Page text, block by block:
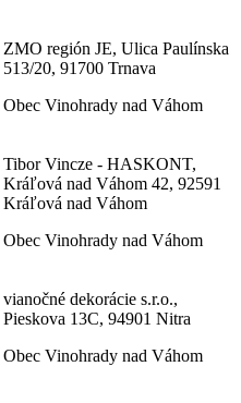
ZMO región JE, Ulica Paulínska
513/20, 91700 Trnava
Obec Vinohrady nad Váhom
Tibor Vincze - HASKONT,
Kráľová nad Váhom 42, 92591
Kráľová nad Váhom
Obec Vinohrady nad Váhom
vianočné dekorácie s.r.o.,
Pieskova 13C, 94901 Nitra
Obec Vinohrady nad Váhom